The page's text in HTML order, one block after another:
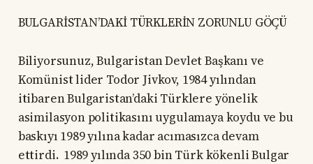
BULGARİSTAN’DAKİ TÜRKLERİN ZORUNLU GÖÇÜ
Biliyorsunuz, Bulgaristan Devlet Başkanı ve
Komünist lider Todor Jivkov, 1984 yılından
itibaren Bulgaristan’daki Türklere yönelik
asimilasyon politikasını uygulamaya koydu ve bu
baskıyı 1989 yılına kadar acımasızca devam
ettirdi. 1989 yılında 350 bin Türk kökenli Bulgar